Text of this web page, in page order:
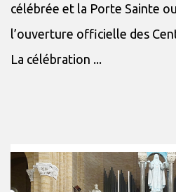
célébrée et la Porte Sainte
l’ouverture officielle des
La célébration ...